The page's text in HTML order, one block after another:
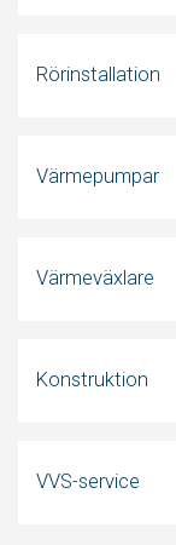
Rörinstallation
Värmepumpar
Värmeväxlare
Konstruktion
VVS-service